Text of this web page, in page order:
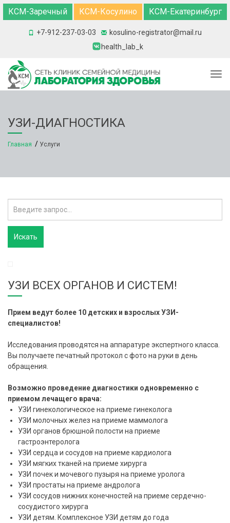
КСМ-Заречный КСМ-Косулино КСМ-Екатеринбург
+7-912-237-03-03
kosulino-registrator@mail.ru
health_lab_k
УЗИ-ДИАГНОСТИКА
Главная Услуги
УЗИ ВСЕХ ОРГАНОВ И СИСТЕМ!
Прием ведут более 10 детских и взрослых УЗИ-
специалистов!
Исследования проводятся на аппаратуре экспертного класса.
Вы получаете печатный протокол с фото на руки в день
обращения.
Возможно проведение диагностики одновременно с
приемом лечащего врача:
УЗИ гинекологическое на приеме гинеколога
УЗИ молочных желез на приеме маммолога
УЗИ органов брюшной полости на приеме
гастроэнтеролога
УЗИ сердца и сосудов на приеме кардиолога
УЗИ мягких тканей на приеме хирурга
УЗИ почек и мочевого пузыря на приеме уролога
УЗИ простаты на приеме андролога
УЗИ сосудов нижних конечностей на приеме сердечно-
сосудистого хирурга
УЗИ детям. Комплексное УЗИ детям до года